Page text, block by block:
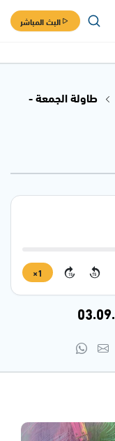
البث المباشر
طاولة الجمعة -
15
15
1×